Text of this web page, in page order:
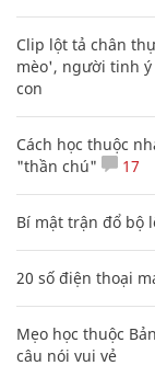
Clip lột tả chân
mèo', người tinh
con
Cách học thuộc
"thần chú"
17
Bí mật trận đổ bộ
20 số điện thoại
Mẹo học thuộc
câu nói vui vẻ